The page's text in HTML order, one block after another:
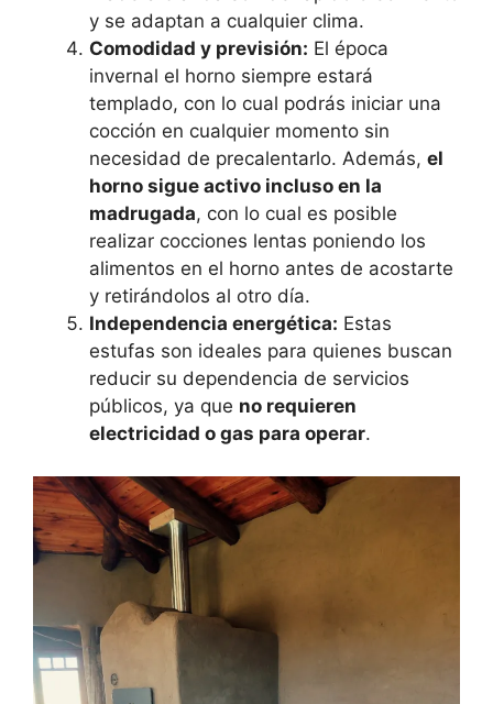
y se adaptan a cualquier clima.
Comodidad y previsión: El época
invernal el horno siempre estará
templado, con lo cual podrás iniciar una
cocción en cualquier momento sin
necesidad de precalentarlo. Además, el
horno sigue activo incluso en la
madrugada, con lo cual es posible
realizar cocciones lentas poniendo los
alimentos en el horno antes de acostarte
y retirándolos al otro día.
Independencia energética: Estas
estufas son ideales para quienes buscan
reducir su dependencia de servicios
públicos, ya que no requieren
electricidad o gas para operar​​.